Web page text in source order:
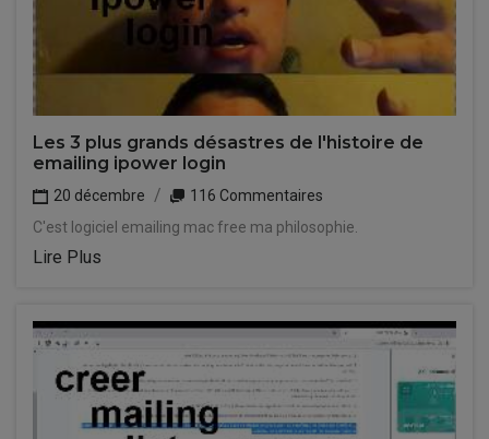
Les 3 plus grands désastres de l'histoire de
emailing ipower login
20 décembre
116 Commentaires
C'est logiciel emailing mac free ma philosophie.
Lire Plus